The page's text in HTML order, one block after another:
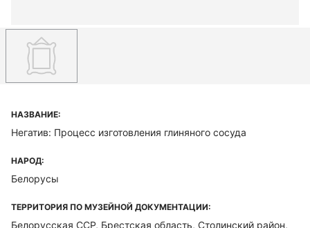
НАЗВАНИЕ:
Негатив: Процесс изготовления глиняного сосуда
НАРОД:
Белорусы
ТЕРРИТОРИЯ ПО МУЗЕЙНОЙ ДОКУМЕНТАЦИИ:
Белорусская ССР, Брестская область, Столинский район,